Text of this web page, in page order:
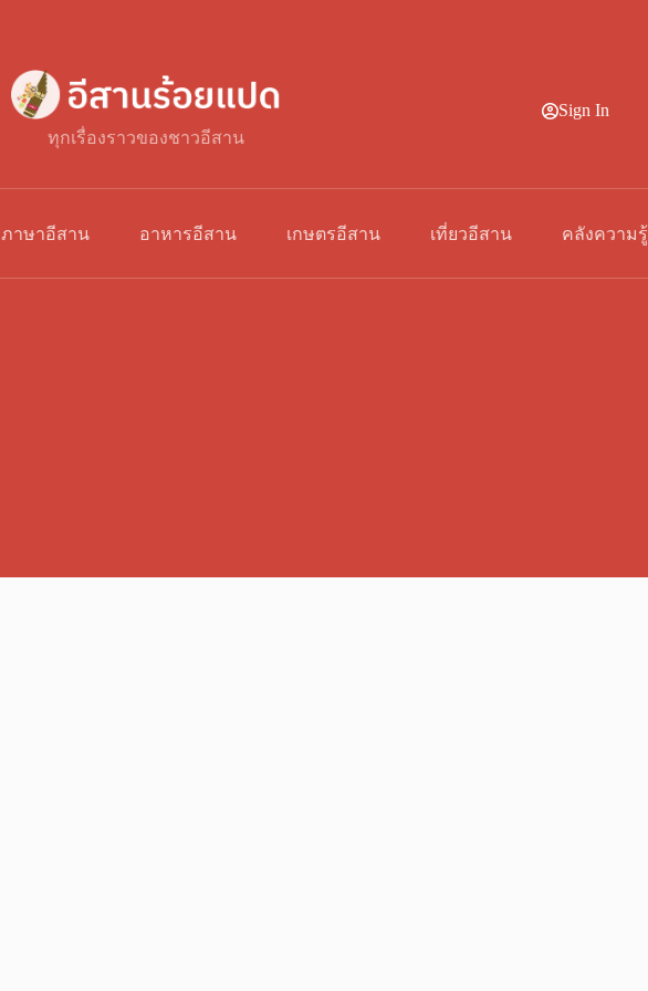
ทุกเรื่องราวของชาวอีสาน
Sign In
ภาษาอีสาน อาหารอีสาน เกษตรอีสาน เที่ยวอีสาน คลังความรู้